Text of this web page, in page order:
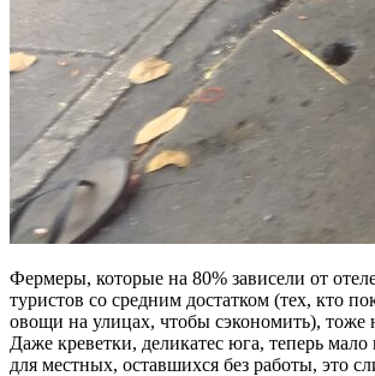
Фермеры, которые на 80% зависели от
туристов со средним достатком (тех, кто
овощи на улицах, чтобы сэкономить), тоже
Даже креветки, деликатес юга, теперь
для местных, оставшихся без работы, это